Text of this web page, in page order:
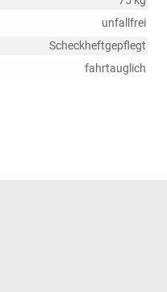
unfallfrei
Scheckheftgepflegt
fahrtauglich